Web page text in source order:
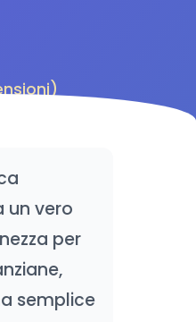
un vero
per
semplice